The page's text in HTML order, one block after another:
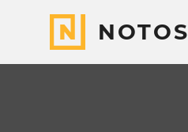
NOTOS